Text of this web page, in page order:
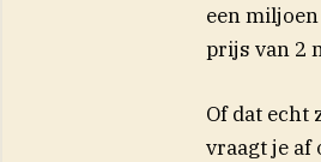
een
prijs van 2
Of dat echt
vraagt je af